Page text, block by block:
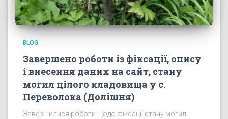
BLOG
Завершено роботи із фіксації, опису
і внесення даних на сайт, стану
могил цілого кладовища у с.
Переволока (Долішня)
Завершилися роботи щодо фіксації стану могил